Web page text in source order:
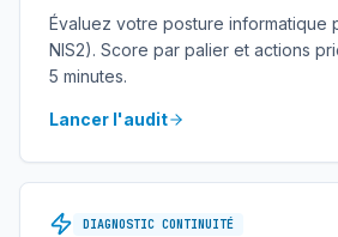
Évaluez votre posture informatique
NIS2). Score par palier et actions
5 minutes.
Lancer l'audit
DIAGNOSTIC CONTINUITÉ